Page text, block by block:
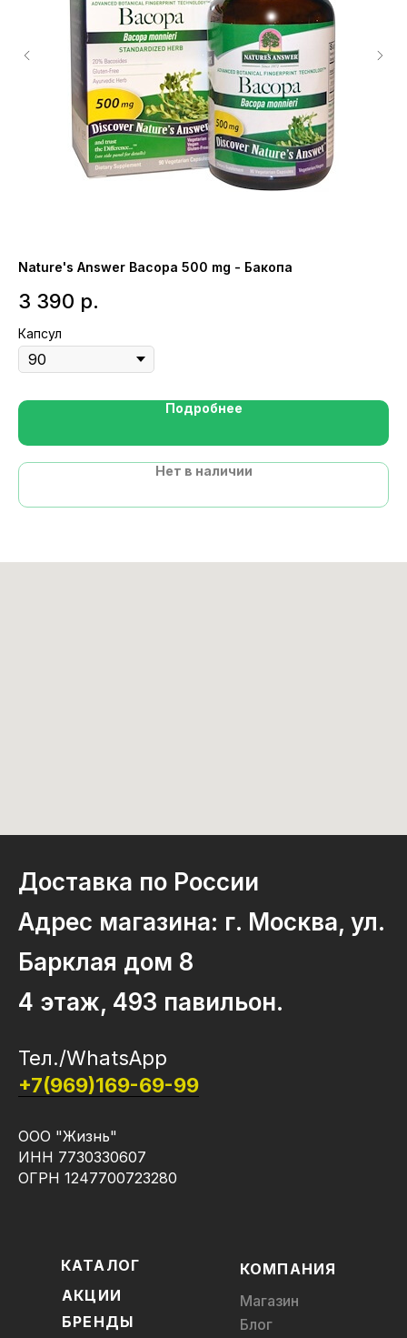
Nature's Answer Bacopa 500 mg - Бакопа
3 390 р.
Капсул
Подробнее
Нет в наличии
Доставка по России
Адрес магазина: г. Москва, ул.
Барклая дом 8
4 этаж, 493 павильон.
Тел./WhatsApp
+7(969)169-69-99
ООО "Жизнь"
ИНН 7730330607
ОГРН 1247700723280
КАТАЛОГ
БРЕНДЫ
АКЦИИ
Магазин
Блог
КОМПАНИЯ